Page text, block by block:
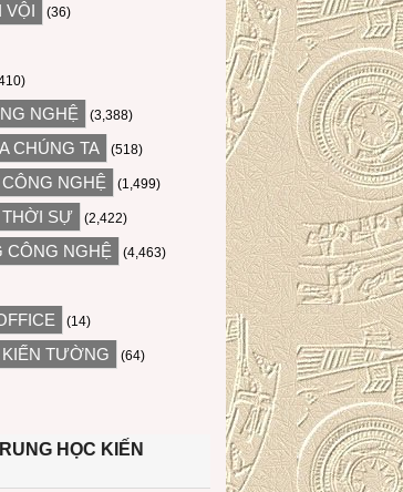
VỘI (36)
NGHỆ (3,388)
CHÚNG TA (518)
NGHỆ (1,499)
SỰ (2,422)
CÔNG NGHỆ (4,463)
(14)
TƯỜNG (64)
HỌC KIẾN